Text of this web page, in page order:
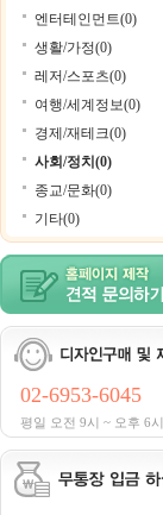
엔터테인먼트(0)
생활/가정(0)
레저/스포츠(0)
여행/세계정보(0)
경제/재테크(0)
사회/정치(0)
종교/문화(0)
기타(0)
02-6953-6045
평일 오전 9시 ~ 오후 6시